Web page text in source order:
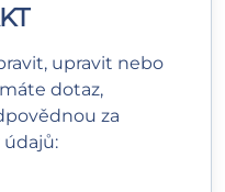
upravit nebo
dotaz,
za
údajů: